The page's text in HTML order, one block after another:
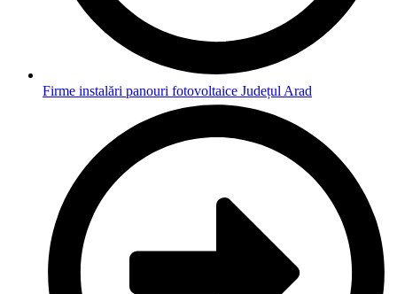
Firme instalări panouri fotovoltaice Județul Arad